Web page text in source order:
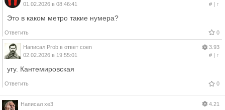
01.02.2026 в 08:46:41
#| ↑
Это в каком метро такие нумера?
Ответить 0
Написал Prob в ответ coen
02.02.2026 в 19:55:01
3.93
#| ↑
угу. Кантемировская
Ответить 0
Написал xe3
4.21